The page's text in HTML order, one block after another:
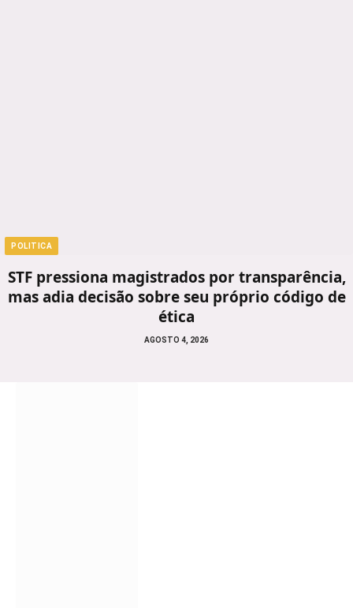
POLITICA
STF pressiona magistrados por transparência,
mas adia decisão sobre seu próprio código de
ética
AGOSTO 4, 2026